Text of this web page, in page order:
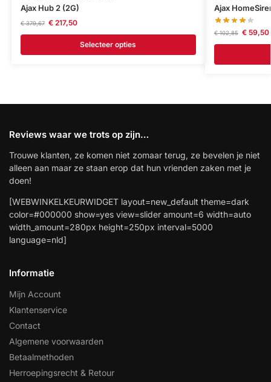
Ajax Hub 2 (2G)
€379,67 €217,50
Selecteer opties
Ajax
€102,85 €59,50
Reviews waar we trots op zijn…
Trouwe klanten, ze komen niet zomaar terug, ze bevelen je niet
alleen aan maar ze staan erop dat hun vrienden zaken met je
doen!
[WEBWINKELKEURWIDGET layout=new_default theme=dark
color=#000000 show=yes view=slider amount=6 width=auto
width_amount=280px height=250px interval=5000
language=nld]
Informatie
Mijn Account
Klantenservice
Contact
Algemene voorwaarden
Betaalmethoden
Herroepingsrecht & Retour